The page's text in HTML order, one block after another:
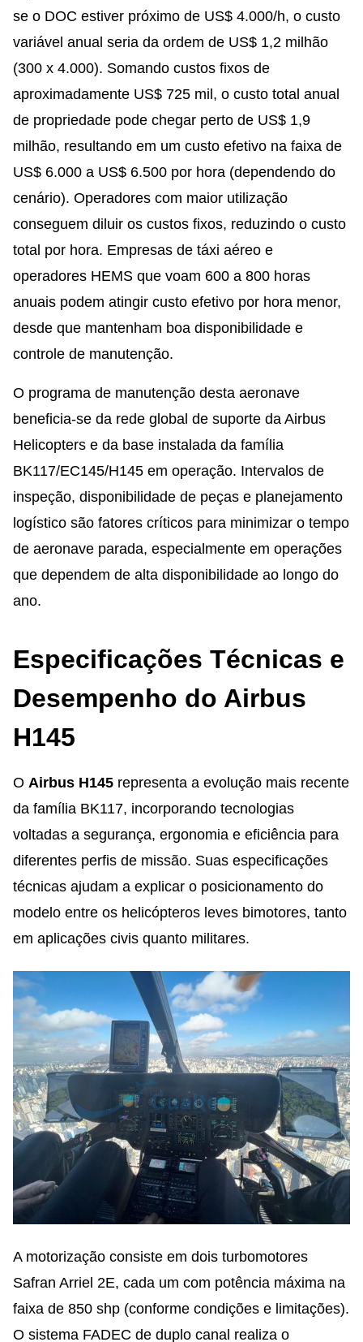
se o DOC estiver próximo de US$ 4.000/h, o custo
variável anual seria da ordem de US$ 1,2 milhão
(300 x 4.000). Somando custos fixos de
aproximadamente US$ 725 mil, o custo total anual
de propriedade pode chegar perto de US$ 1,9
milhão, resultando em um custo efetivo na faixa de
US$ 6.000 a US$ 6.500 por hora (dependendo do
cenário). Operadores com maior utilização
conseguem diluir os custos fixos, reduzindo o custo
total por hora. Empresas de táxi aéreo e
operadores HEMS que voam 600 a 800 horas
anuais podem atingir custo efetivo por hora menor,
desde que mantenham boa disponibilidade e
controle de manutenção.
O programa de manutenção desta aeronave
beneficia-se da rede global de suporte da Airbus
Helicopters e da base instalada da família
BK117/EC145/H145 em operação. Intervalos de
inspeção, disponibilidade de peças e planejamento
logístico são fatores críticos para minimizar o tempo
de aeronave parada, especialmente em operações
que dependem de alta disponibilidade ao longo do
ano.
Especificações Técnicas e
Desempenho do Airbus
H145
O Airbus H145 representa a evolução mais recente
da família BK117, incorporando tecnologias
voltadas a segurança, ergonomia e eficiência para
diferentes perfis de missão. Suas especificações
técnicas ajudam a explicar o posicionamento do
modelo entre os helicópteros leves bimotores, tanto
em aplicações civis quanto militares.
A motorização consiste em dois turbomotores
Safran Arriel 2E, cada um com potência máxima na
faixa de 850 shp (conforme condições e limitações).
O sistema FADEC de duplo canal realiza o